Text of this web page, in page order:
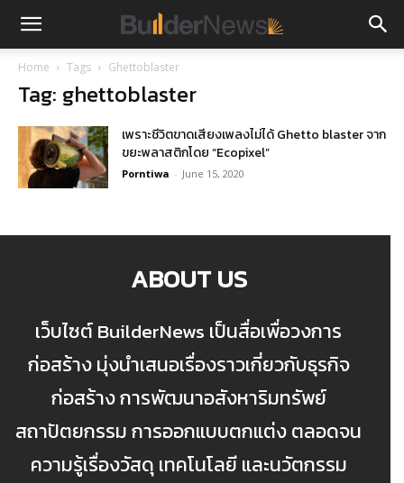
Home Tags Ghettoblaster
Tag: ghettoblaster
เพราะชีวิตขาดเสียงเพลงไม่ได้ Ghetto blaster จาก
ขยะพลาสติกโดย “Ecopixel”
Porntiwa - June 15, 2020
ABOUT US
เว็บไซต์ BuilderNews เป็นสื่อเพื่อวงการ
ก่อสร้าง มุ่งนำเสนอเรื่องราวเกี่ยวกับธุรกิจ
ก่อสร้าง การพัฒนาอสังหาริมทรัพย์
สถาปัตยกรรม การออกแบบตกแต่ง ตลอดจน
ความรู้เรื่องวัสดุ เทคโนโลยี และนวัตกรรม